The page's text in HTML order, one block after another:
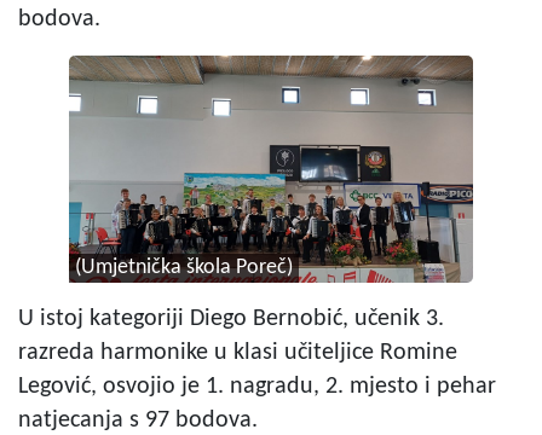
bodova.
(Umjetnička škola Poreč)
U istoj kategoriji Diego Bernobić, učenik 3.
razreda harmonike u klasi učiteljice Romine
Legović, osvojio je 1. nagradu, 2. mjesto i pehar
natjecanja s 97 bodova.